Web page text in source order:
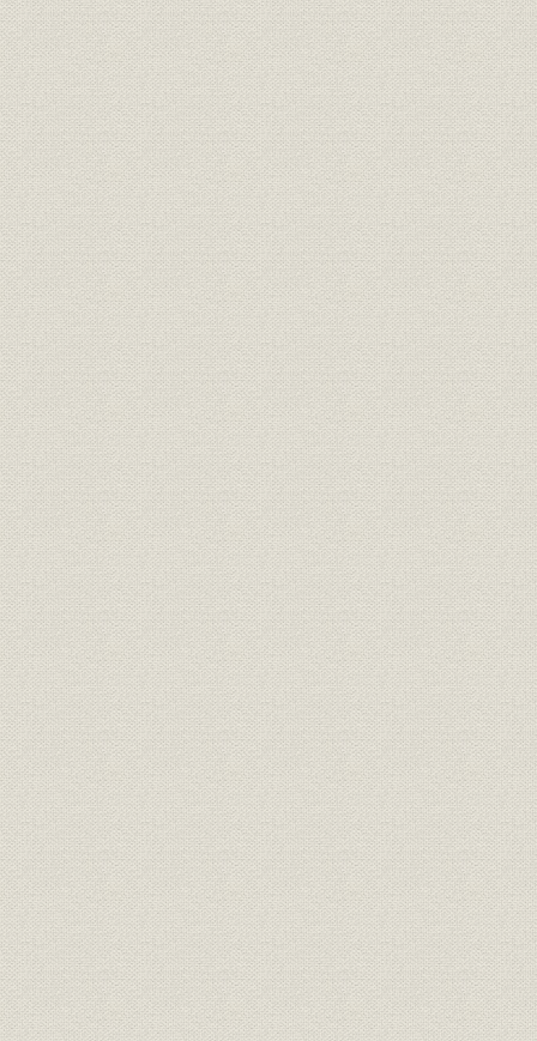
厚木ロイヤルパークホテルのオープニングレセプション(昭和61年)
日比谷シティ前を通過する東京国際女子マラソンの選手たち
丸ビルは還暦を迎えた(昭和58年)
黄昏時の屋上ビアガーデン[菱芸出版]
大手町の初夏の風物詩、カルガモの引っ越し[共同通信社]
宮城・オニコウベスキー場
ロサンゼルス郊外のリゾート開発
工事が進む横浜ランドマークタワーと起工式
ロックフェラーグループ社への資本参加を報じる新聞記事[『日経
の各紙]
丸の内100年記念写真展
「再開発計画推進協議会」の発足
丸の内は夜も眠らない[菱芸出版]
泉パークタウンの夏祭りで
兵庫・猪名川パークタウン全景
渡辺武次郎
中田乙一
伊藤達二
高木丈太郎
建設省の発足[毎日新聞社]
昭和27年の森永キャンデーストア[森永製菓]
東京ビルの工事中[前掲『東京ビルヂング竣工記念』]と完成後